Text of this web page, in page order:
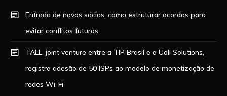
Entrada de novos sócios: como estruturar acordos para
evitar conflitos futuros
TALL, joint venture entre a TIP Brasil e a Uall Solutions,
registra adesão de 50 ISPs ao modelo de monetização de
redes Wi-Fi